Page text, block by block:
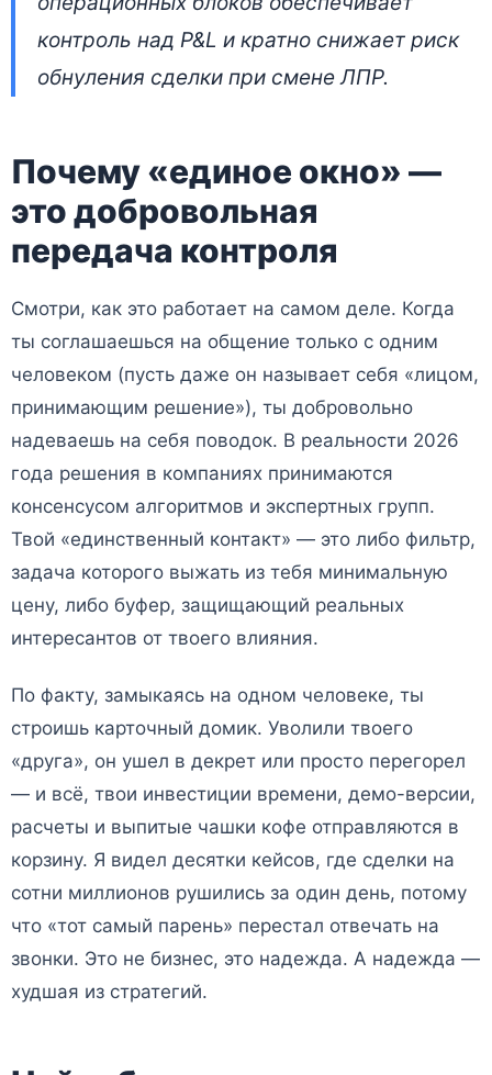
контроль над P&L и кратно снижает риск
обнуления сделки при смене ЛПР.
Почему «единое окно» —
это добровольная
передача контроля
Смотри, как это работает на самом деле. Когда
ты соглашаешься на общение только с одним
человеком (пусть даже он называет себя «лицом,
принимающим решение»), ты добровольно
надеваешь на себя поводок. В реальности 2026
года решения в компаниях принимаются
консенсусом алгоритмов и экспертных групп.
Твой «единственный контакт» — это либо фильтр,
задача которого выжать из тебя минимальную
цену, либо буфер, защищающий реальных
интересантов от твоего влияния.
По факту, замыкаясь на одном человеке, ты
строишь карточный домик. Уволили твоего
«друга», он ушел в декрет или просто перегорел
— и всё, твои инвестиции времени, демо-версии,
расчеты и выпитые чашки кофе отправляются в
корзину. Я видел десятки кейсов, где сделки на
сотни миллионов рушились за один день, потому
что «тот самый парень» перестал отвечать на
звонки. Это не бизнес, это надежда. А надежда —
худшая из стратегий.